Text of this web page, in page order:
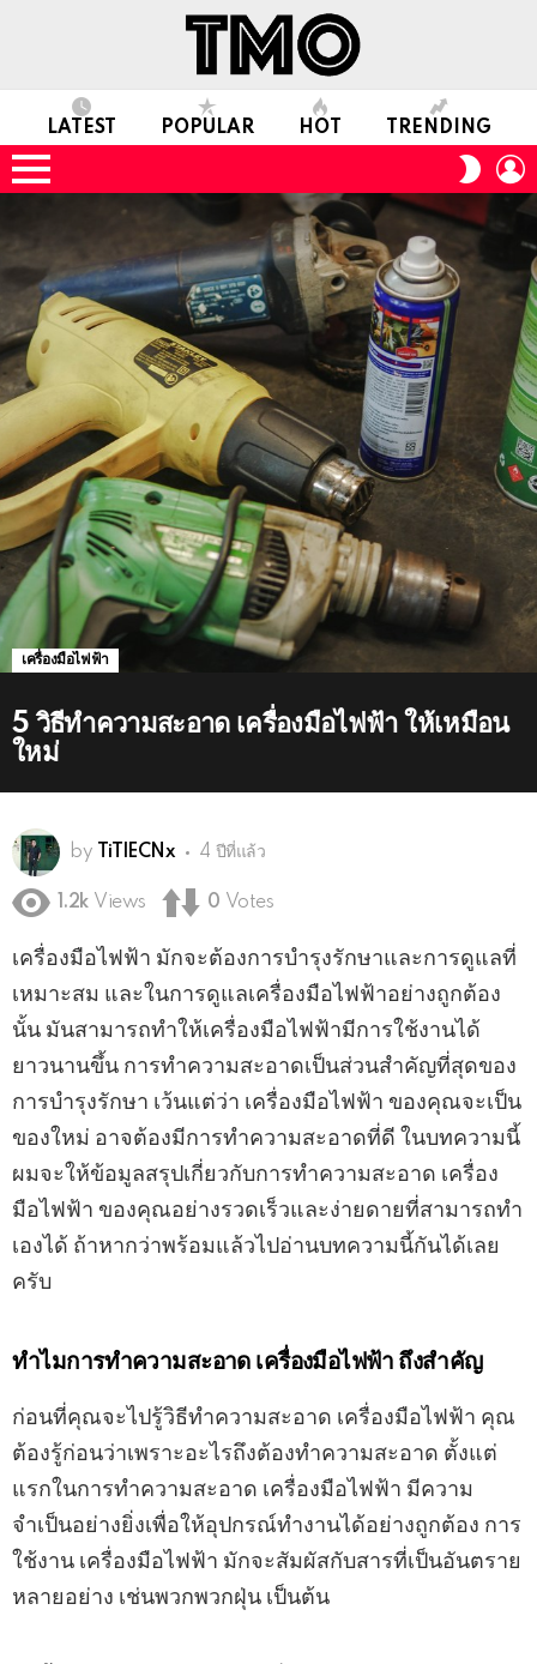
LATEST POPULAR HOT TRENDING
Menu
SKIN
เครื่องมือไฟฟ้า
5 วิธีทำความสะอาด เครื่องมือไฟฟ้า ให้เหมือน
ใหม่
by TiTlECNx 4 ปีที่แล้ว
1.2k Views 0 Votes
เครื่องมือไฟฟ้า มักจะต้องการบำรุงรักษาและการดูแลที่
เหมาะสม และในการดูแลเครื่องมือไฟฟ้าอย่างถูกต้อง
นั้น มันสามารถทำให้เครื่องมือไฟฟ้ามีการใช้งานได้
ยาวนานขึ้น การทำความสะอาดเป็นส่วนสำคัญที่สุดของ
การบำรุงรักษา เว้นแต่ว่า เครื่องมือไฟฟ้า ของคุณจะเป็น
ของใหม่ อาจต้องมีการทำความสะอาดที่ดี ในบทความนี้
ผมจะให้ข้อมูลสรุปเกี่ยวกับการทำความสะอาด เครื่อง
มือไฟฟ้า ของคุณอย่างรวดเร็วและง่ายดายที่สามารถทำ
เองได้ ถ้าหากว่าพร้อมแล้วไปอ่านบทความนี้กันได้เลย
ครับ
ทำไมการทำความสะอาด เครื่องมือไฟฟ้า ถึงสำคัญ
ก่อนที่คุณจะไปรู้วิธีทำความสะอาด เครื่องมือไฟฟ้า คุณ
ต้องรู้ก่อนว่าเพราะอะไรถึงต้องทำความสะอาด ตั้งแต่
แรกในการทำความสะอาด เครื่องมือไฟฟ้า มีความ
จำเป็นอย่างยิ่งเพื่อให้อุปกรณ์ทำงานได้อย่างถูกต้อง การ
ใช้งาน เครื่องมือไฟฟ้า มักจะสัมผัสกับสารที่เป็นอันตราย
หลายอย่าง เช่นพวกพวกฝุ่น เป็นต้น